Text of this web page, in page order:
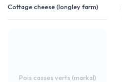
Cottage cheese (longley farm)
Pois casses verts (markal)